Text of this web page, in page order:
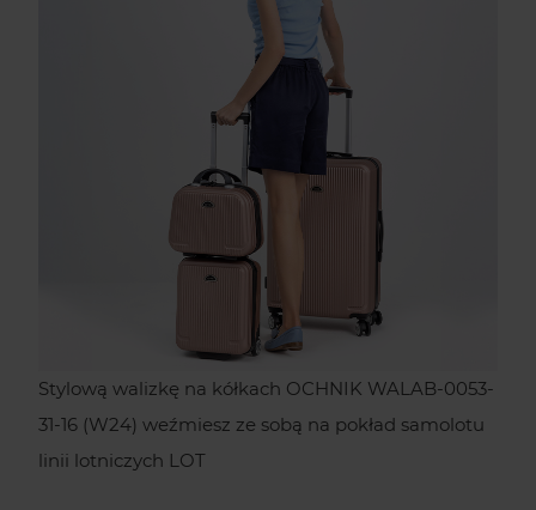
Stylową walizkę na kółkach OCHNIK WALAB-0053-
31-16 (W24) weźmiesz ze sobą na pokład samolotu
linii lotniczych LOT